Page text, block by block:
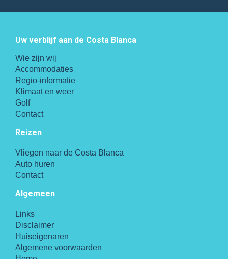
Uw verblijf aan de Costa Blanca
Wie zijn wij
Accommodaties
Regio-informatie
Klimaat en weer
Golf
Contact
Reizen
Vliegen naar de Costa Blanca
Auto huren
Contact
Algemeen
Links
Disclaimer
Huiseigenaren
Algemene voorwaarden